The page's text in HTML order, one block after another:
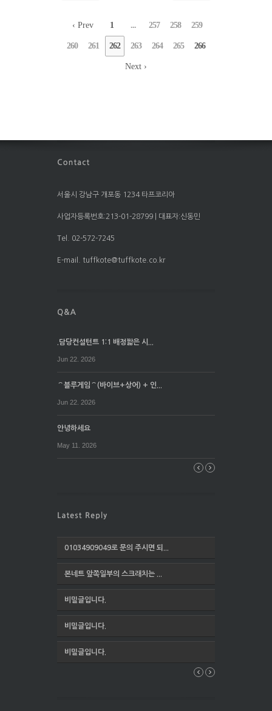
‹ Prev 1 ... 257 258 259
260 261 262 263 264 265 266
Next ›
서울시 강남구 개포동 1234 타프코리아
사업자등록번호:213-01-28799 | 대표자:신동민
Tel. 02-572-7245
E-mail. tuffkote@tuffkote.co.kr
.담당컨설턴트 1:1 배정짧은 시...
Jun 22. 2026
⌒블루게임⌒(바이브+상어) + 인...
Jun 22. 2026
안녕하세요
May 11. 2026
01034909049로 문의 주시면 되...
본네트 앞쪽일부의 스크래치는 ...
비밀글입니다.
비밀글입니다.
비밀글입니다.